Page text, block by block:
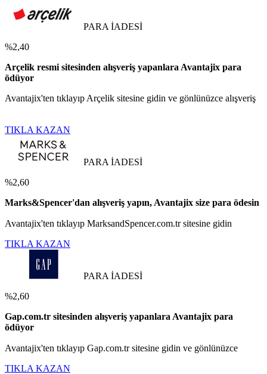
PARA İADESİ
%2,40
Arçelik resmi sitesinden alışveriş yapanlara Avantajix para
ödüyor
Avantajix'ten tıklayıp Arçelik sitesine gidin ve gönlünüzce alışveriş
TIKLA KAZAN
PARA İADESİ
%2,60
Marks&Spencer'dan alışveriş yapın, Avantajix size para ödesin
Avantajix'ten tıklayıp MarksandSpencer.com.tr sitesine gidin
TIKLA KAZAN
PARA İADESİ
%2,60
Gap.com.tr sitesinden alışveriş yapanlara Avantajix para
ödüyor
Avantajix'ten tıklayıp Gap.com.tr sitesine gidin ve gönlünüzce
TIKLA KAZAN